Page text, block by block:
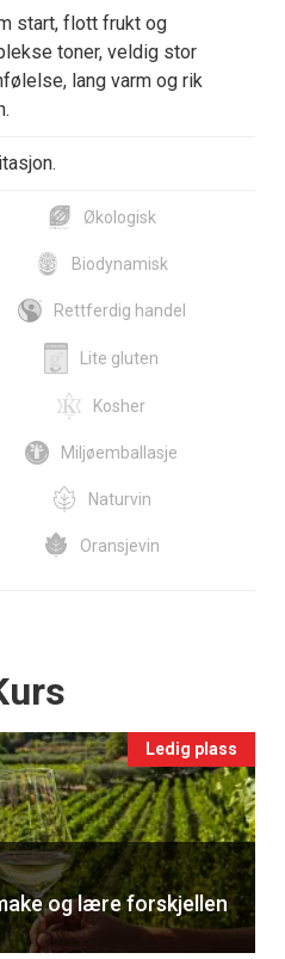
start, flott frukt og
toner, veldig stor
lang varm og rik
Økologisk
Biodynamisk
Rettferdig handel
Lite gluten
Kosher
Miljøemballasje
Naturvin
Oransjevin
Ledig plass
og lære forskjellen